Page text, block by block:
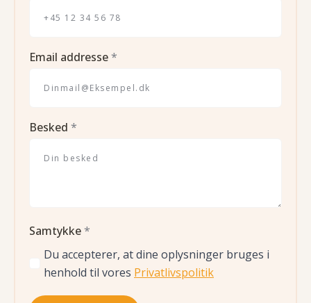
Email addresse*
Besked *
Samtykke*
Du accepterer, at dine oplysninger bruges i
henhold til vores Privatlivspolitik